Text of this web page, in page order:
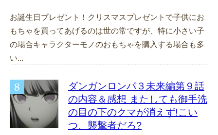
お誕生日プレゼント！クリスマスプレゼントで子供にお
もちゃを買ってあげるのは世の常ですが、特に小さい子
の場合キャラクターモノのおもちゃを購入する場合も多
い...
ダンガンロンパ３未来編第９話
の内容＆感想 またしても御手洗
の目の下のクマが消えず!こい
つ、襲撃者だろ?